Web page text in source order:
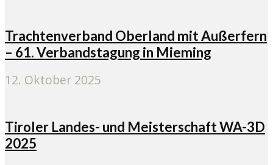
Trachtenverband Oberland mit Außerfern
– 61. Verbandstagung in Mieming
12. Oktober 2025
Tiroler Landes- und Meisterschaft WA-3D
2025